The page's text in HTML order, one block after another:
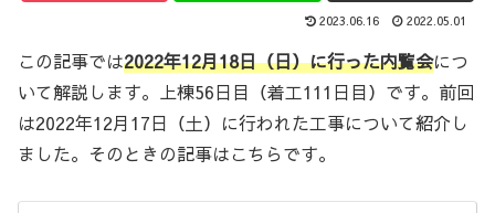
2023.06.16 2022.05.01
この記事では2022年12月18日（日）に行った内覧会につ
いて解説します。上棟56日目（着工111日目）です。前回
は2022年12月17日（土）に行われた工事について紹介し
ました。そのときの記事はこちらです。